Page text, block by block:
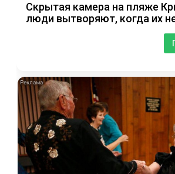
Скрытая камера на пляже
люди вытворяют, когда их